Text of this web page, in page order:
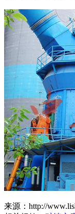
来源：http://